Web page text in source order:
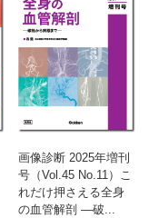
画像診断 2025年増刊
号（Vol.45 No.11）こ
れだけ押さえる全身
の血管解剖 ―破...